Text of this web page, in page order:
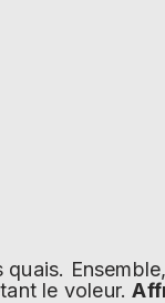
quais.
le voleur.